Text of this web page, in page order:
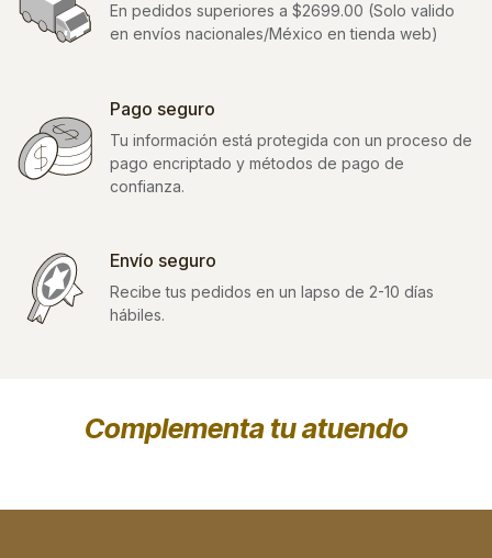
En pedidos superiores a $2699.00 (Solo valido
en envíos nacionales/México en tienda web)
Pago seguro
Tu información está protegida con un proceso de
pago encriptado y métodos de pago de
confianza.
Envío seguro
Recibe tus pedidos en un lapso de 2-10 días
hábiles.
Complementa tu atuendo